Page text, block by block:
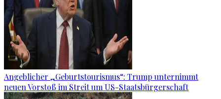
Angeblicher „Geburtstourismus“: Trump unternimmt
neuen Vorstoß im Streit um US-Staatsbürgerschaft